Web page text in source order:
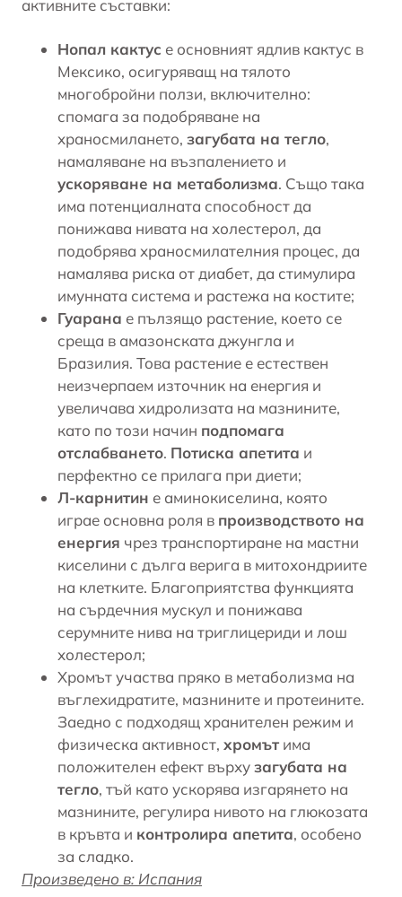
активните съставки:
Нопал кактус е основният ядлив кактус в
Мексико, осигуряващ на тялото
многобройни ползи, включително:
спомага за подобряване на
храносмилането, загубата на тегло,
намаляване на възпалението и
ускоряване на метаболизма. Също така
има потенциалната способност да
понижава нивата на холестерол, да
подобрява храносмилателния процес, да
намалява риска от диабет, да стимулира
имунната система и растежа на костите;
Гуарана е пълзящо растение, което се
среща в амазонската джунгла и
Бразилия. Това растение е естествен
неизчерпаем източник на енергия и
увеличава хидролизата на мазнините,
като по този начин подпомага
отслабването. Потиска апетита и
перфектно се прилага при диети;
Л-карнитин е аминокиселина, която
играе основна роля в производството на
енергия чрез транспортиране на мастни
киселини с дълга верига в митохондриите
на клетките. Благоприятства функцията
на сърдечния мускул и понижава
серумните нива на триглицериди и лош
холестерол;
Хромътучаства пряко в метаболизма на
въглехидратите, мазнините и протеините.
Заедно с подходящ хранителен режим и
физическа активност, хромът има
положителен ефект върхузагубата на
тегло, тъй като ускорява изгарянето на
мазнините, регулира нивото на глюкозата
в кръвта и контролира апетита, особено
за сладко.
Произведено в: Испания